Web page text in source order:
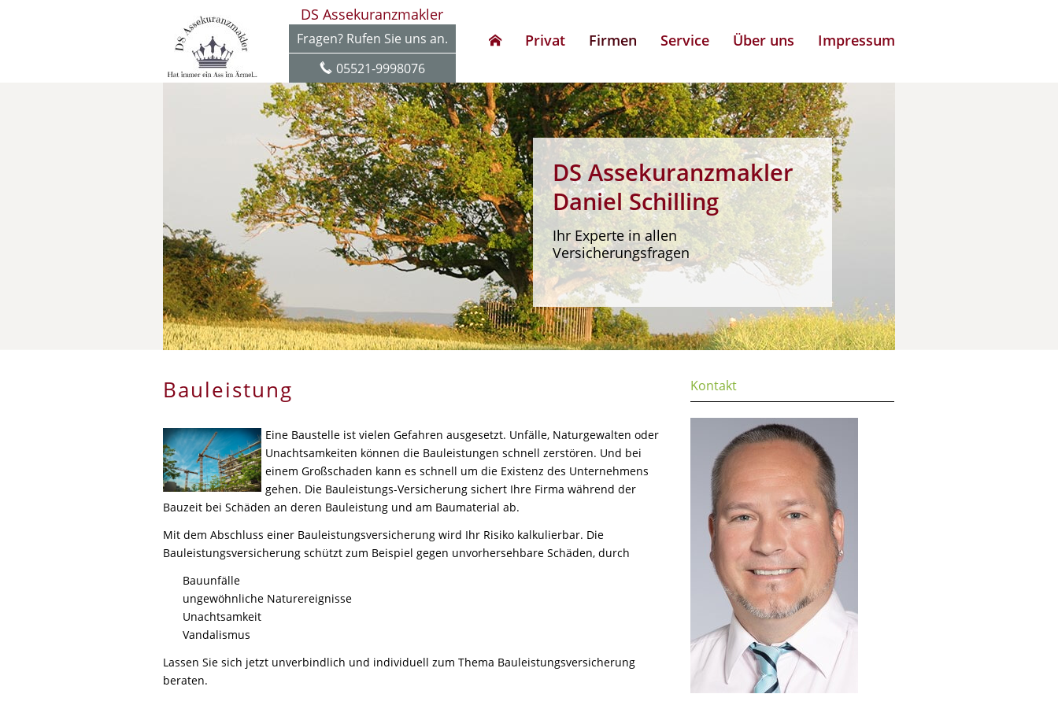
Privat Firmen Service Über uns Impressum
DS Assekuranzmakler
Fragen? Rufen Sie uns an.
05521-9998076
DS Assekuranzmakler
Daniel Schilling
Ihr Experte in allen
Versicherungsfragen
Kontakt
Bauleistung
Eine Baustelle ist vielen Gefahren ausgesetzt. Unfälle, Naturgewalten oder
Unachtsamkeiten können die Bauleistungen schnell zerstören. Und bei
einem Großschaden kann es schnell um die Existenz des Unternehmens
gehen. Die Bauleistungs-Versicherung sichert Ihre Firma während der
Bauzeit bei Schäden an deren Bauleistung und am Baumaterial ab.
Mit dem Abschluss einer Bauleistungsversicherung wird Ihr Risiko kalkulierbar. Die
Bauleistungsversicherung schützt zum Beispiel gegen unvorhersehbare Schäden, durch
Bauunfälle
ungewöhnliche Naturereignisse
Unachtsamkeit
Vandalismus
Lassen Sie sich jetzt unverbindlich und individuell zum Thema Bauleistungsversicherung
beraten.